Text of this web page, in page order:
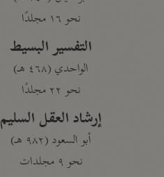
نحو ١٦ مجلدًا
التفسير البسيط
الواحدي (٤٦٨ هـ)
نحو ٢٢ مجلدًا
إرشاد العقل السليم
أبو السعود (٩٨٢ هـ)
نحو ٩ مجلدات